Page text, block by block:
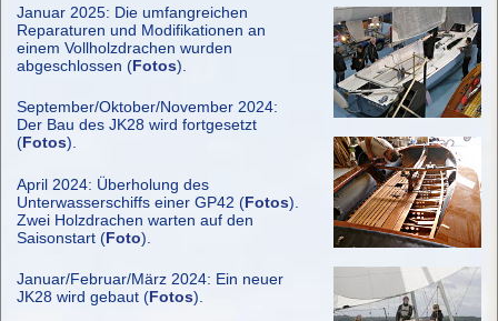
Januar 2025: Die umfangreichen
Reparaturen und Modifikationen an
einem Vollholzdrachen wurden
abgeschlossen (Fotos).
September/Oktober/November 2024:
Der Bau des JK28 wird fortgesetzt
(Fotos).
April 2024: Überholung des
Unterwasserschiffs einer GP42 (Fotos).
Zwei Holzdrachen warten auf den
Saisonstart (Foto).
Januar/Februar/März 2024: Ein neuer
JK28 wird gebaut (Fotos).